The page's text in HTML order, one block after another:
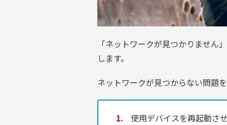
「ネットワークが見つかりません
します。
ネットワークが見つからない問題
使用デバイスを再起動さ